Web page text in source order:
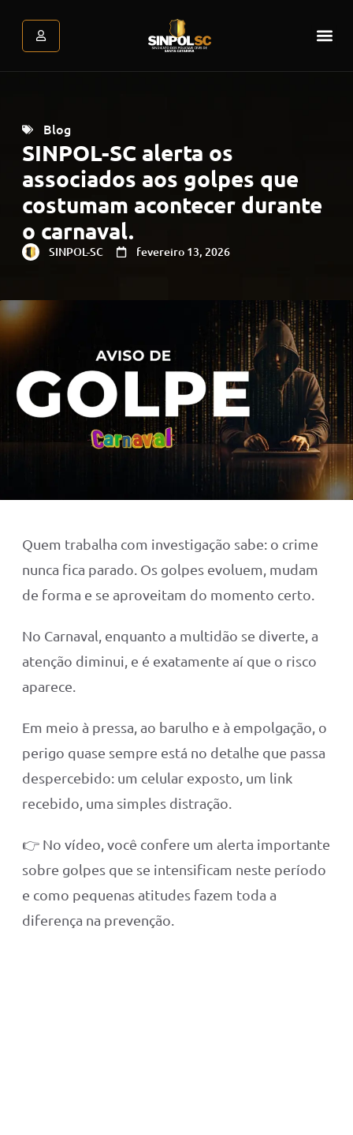
Blog
SINPOL-SC alerta os
associados aos golpes que
costumam acontecer durante
o carnaval.
SINPOL-SC fevereiro 13, 2026
Quem trabalha com investigação sabe: o crime
nunca fica parado. Os golpes evoluem, mudam
de forma e se aproveitam do momento certo.
No Carnaval, enquanto a multidão se diverte, a
atenção diminui, e é exatamente aí que o risco
aparece.
Em meio à pressa, ao barulho e à empolgação, o
perigo quase sempre está no detalhe que passa
despercebido: um celular exposto, um link
recebido, uma simples distração.
👉 No vídeo, você confere um alerta importante
sobre golpes que se intensificam neste período
e como pequenas atitudes fazem toda a
diferença na prevenção.